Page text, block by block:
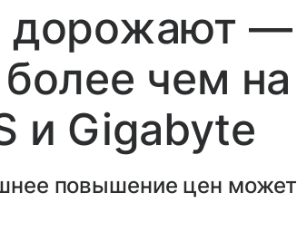
дорожают —
чем на
и Gigabyte
повышение цен может